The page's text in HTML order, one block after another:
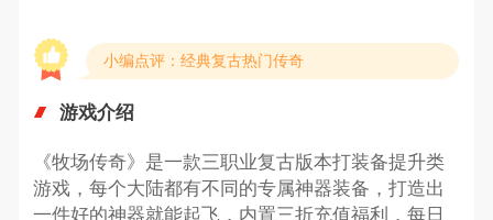
小编点评：经典复古热门传奇
游戏介绍
《牧场传奇》是一款三职业复古版本打装备提升类
游戏，每个大陆都有不同的专属神器装备，打造出
一件好的神器就能起飞，内置三折充值福利，每日